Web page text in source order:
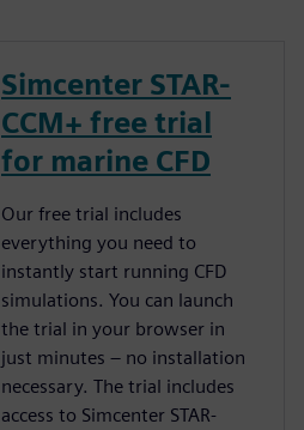
Simcenter STAR-
CCM+ free trial
for marine CFD
Our free trial includes
everything you need to
instantly start running CFD
simulations. You can launch
the trial in your browser in
just minutes – no installation
necessary. The trial includes
access to Simcenter STAR-